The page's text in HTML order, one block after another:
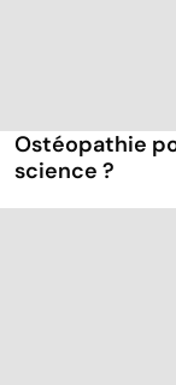
Ostéopathie
science ?